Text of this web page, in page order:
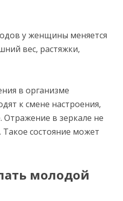
у женщины меняется
вес, растяжки,
в организме
к смене настроения,
Отражение в зеркале не
состояние может
молодой